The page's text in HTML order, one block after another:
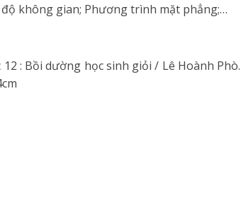
không gian; Phương trình mặt phẳng;…
: Bồi dường học sinh giỏi / Lê Hoành Phò.